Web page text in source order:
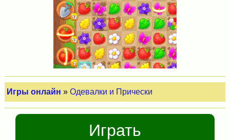
Игры онлайн »Одевалки и Прически
Играть